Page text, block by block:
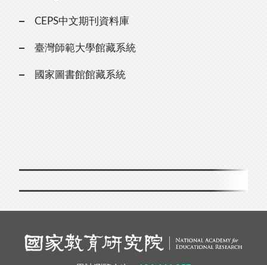
CEPS中文期刊資料庫
臺灣師範大學館藏系統
國家圖書館館藏系統